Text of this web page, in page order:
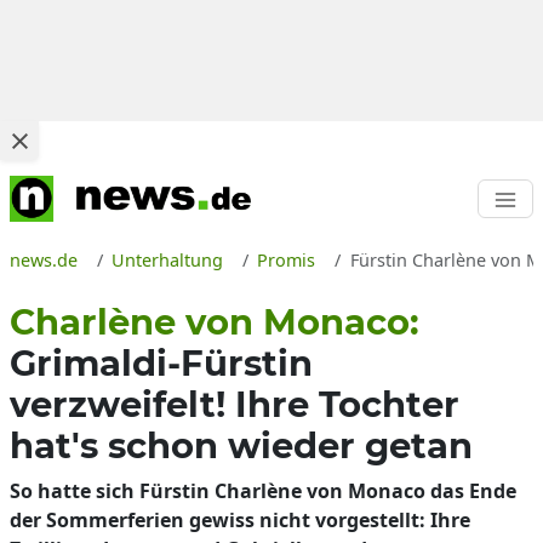
news.de Unterhaltung Promis Fürstin Charlène von
Charlène von Monaco:
Grimaldi-Fürstin
verzweifelt! Ihre Tochter
hat's schon wieder getan
So hatte sich Fürstin Charlène von Monaco das Ende
der Sommerferien gewiss nicht vorgestellt: Ihre